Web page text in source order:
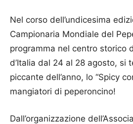
Nel corso dell’undicesima
Campionaria Mondiale del
programma nel centro storico
d’Italia dal 24 al 28 agosto, si
piccante dell’anno, lo “Spicy
mangiatori di peperoncino!
Dall’organizzazione